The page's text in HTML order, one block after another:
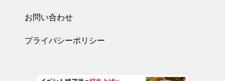
お問い合わせ
プライバシーポリシー